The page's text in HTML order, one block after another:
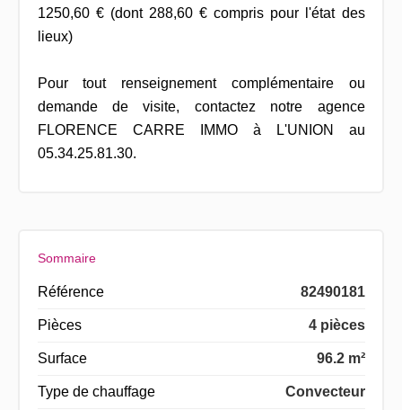
1250,60 € (dont 288,60 € compris pour l'état des
lieux)
Pour tout renseignement complémentaire ou
demande de visite, contactez notre agence
FLORENCE CARRE IMMO à L'UNION au
05.34.25.81.30.
Sommaire
Référence 82490181
Pièces 4 pièces
Surface 96.2 m²
Type de chauffage Convecteur